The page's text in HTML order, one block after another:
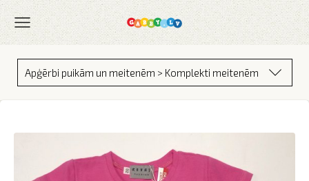
Apģērbi puikām un meitenēm > Komplekti meitenēm